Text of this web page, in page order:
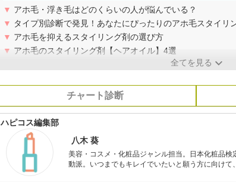
▼ アホ毛・浮き毛はどのくらいの人が悩んでいる？
▼ タイプ別診断で発見！あなたにぴったりのアホ毛スタイリ
▼ アホ毛を抑えるスタイリング剤の選び方
▼ アホ毛のスタイリング剤【ヘアオイル】4選
全てを見る
チャート診断
ハピコス編集部
八木 葵
美容・コスメ・化粧品ジャンル担当。日本化粧品
動派。いつまでもキレイでいたいと願う方に向けて